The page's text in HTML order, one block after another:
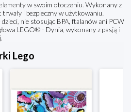
w swoim otoczeniu. Wykonany z
i bezpieczny w użytkowaniu.
nie stosując BPA, ftalanów ani PCW
LEGO® - Dynia, wykonany z pasją i
Lego